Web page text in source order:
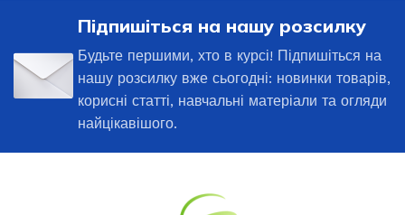
Підпишіться на нашу розсилку
Будьте першими, хто в курсі! Підпишіться на
нашу розсилку вже сьогодні: новинки товарів,
корисні статті, навчальні матеріали та огляди
найцікавішого.